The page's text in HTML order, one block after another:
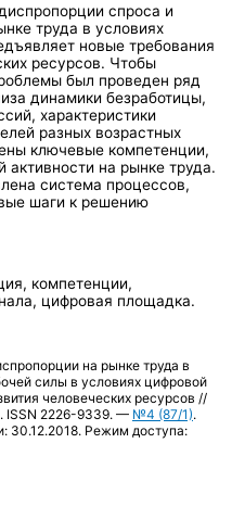
спроса и
труда в условиях
новые требования
ресурсов. Чтобы
был проведен ряд
динамики безработицы,
характеристики
разных возрастных
ключевые компетенции,
на рынке труда.
система процессов,
шаги к решению
компетенции,
цифровая площадка.
на рынке труда в
силы в условиях цифровой
человеческих ресурсов //
ISSN 2226-9339. — №4 (87/1).
30.12.2018. Режим доступа: